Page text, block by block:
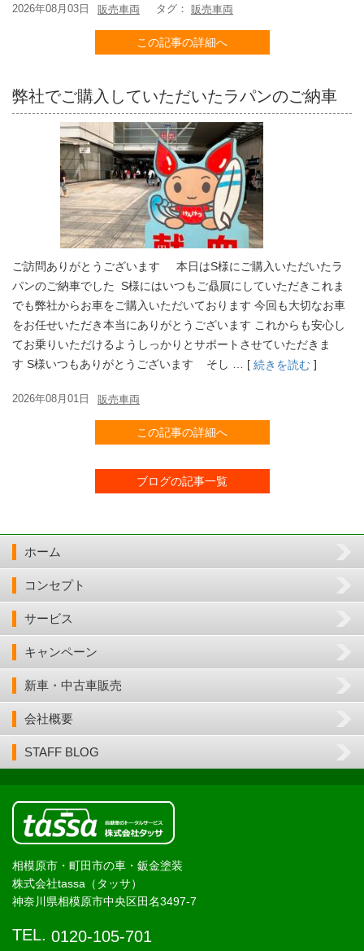
2026年08月03日 販売車両 タグ： 販売車両
この記事の詳細へ
弊社でご購入していただいたラパンのご納車
ご訪問ありがとうございます 本日はS様にご購入いただいたラ
パンのご納車でした S様にはいつもご贔屓にしていただきこれま
でも弊社からお車をご購入いただいております 今回も大切なお車
をお任せいただき本当にありがとうございます これからも安心し
てお乗りいただけるようしっかりとサポートさせていただきま
す S様いつもありがとうございます そし … [ 続きを読む ]
2026年08月01日 販売車両
この記事の詳細へ
ブログの記事一覧
ホーム
コンセプト
サービス
キャンペーン
新車・中古車販売
会社概要
STAFF BLOG
相模原市・町田市の車・鈑金塗装
株式会社tassa（タッサ）
神奈川県相模原市中央区田名3497-7
TEL. 0120-105-701